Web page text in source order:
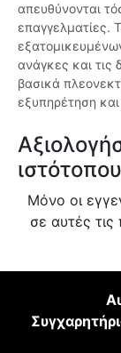
απευθύνονται
επαγγελματίες.
ανάγκες και τις
βασικά
εξυπηρέτηση
Μόνο οι
σε αυτές